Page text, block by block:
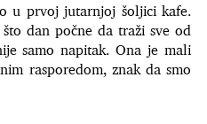
u prvoj jutarnjoj šoljici kafe.
dan počne da traži sve od
samo napitak. Ona je mali
rasporedom, znak da smo